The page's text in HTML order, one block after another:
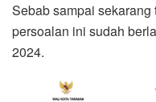
Sebab sampai
persoalan ini sudah
2024.